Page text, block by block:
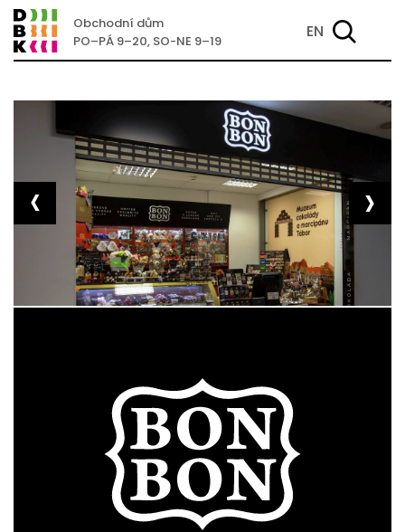
Obchodní dům
PO–PÁ 9–20, SO-NE 9–19
EN